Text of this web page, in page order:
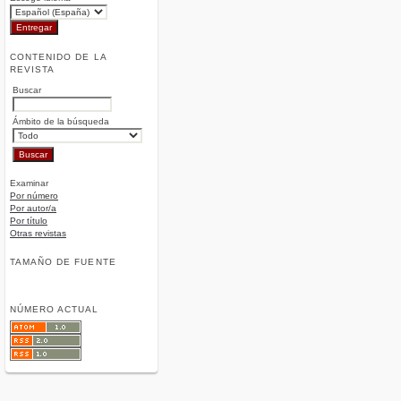
CONTENIDO DE LA
REVISTA
Buscar
Ámbito de la búsqueda
Examinar
Por número
Por autor/a
Por título
Otras revistas
TAMAÑO DE FUENTE
NÚMERO ACTUAL